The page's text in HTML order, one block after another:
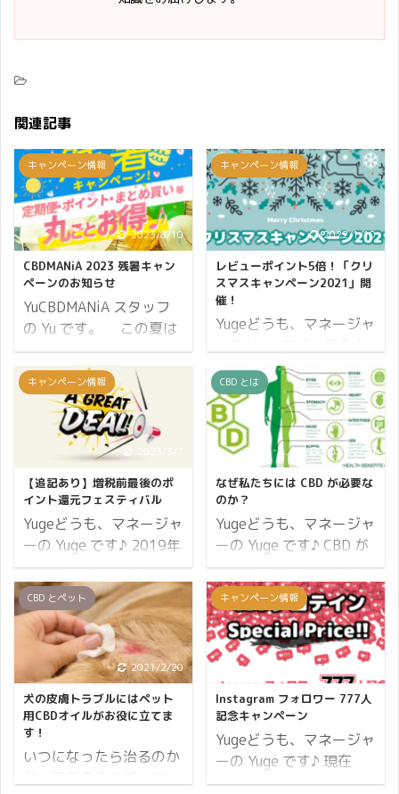
関連記事
キャンペーン情報
2023/8/10
CBDMANiA 2023 残暑キャン
ペーンのお知らせ
YuCBDMANiA スタッフ
の Yu です。 この夏は
全国的に猛暑が続きまし
たが、体調など崩されず
元気にお過ごしですか？
またこの時期は、台風が
多く発生しやすく各地で
大きな被害が出ていま
す。 皆様の安全と健康を
心からお祈りしておりま
す。どうかお気をつけて
お過ごしください。 暦上
は立秋を境に「暑中」か
ら「残暑」になり、お盆
の時期にはいりました
ね。 立秋の頃には、桃や
イチジクなどの旬のフル
ーツがおいしくなります
♪ フルーツと CBD は相
性が良いことが多いの
で、この時期一緒に美味
しく摂取してみてはいか
キャンペーン情報
2022/1/10
レビューポイント5倍！「クリ
スマスキャンペーン2021」開
催！
Yugeどうも、マネージャ
り「クリスマスキャンペ
ーン」を開催します。 キ
ャンペーンの概要はこち
ら ↯ ポイント12倍 必ず
もらえるプレゼント レビ
ューポイント5倍
（2,500ポイント） それ
ではクリスマスキャンペ
ーン 2021の詳細をお伝
えします。 開催期間 41
日間開催 2021年11月15
日(月)から12月25日
(土)23:59まで。 ※開催
期間内でのご注文が対象
となります。 続いてポイ
ントについて。 ポイント
12倍 小計に対して 12%
分のポイントが付与され
ます。 例 ...
キャンペーン情報
2023/3/7
【追記あり】増税前最後のポ
イント還元フェスティバル
Yugeどうも、マネージャ
ーの Yuge です♪ 2019年
10月1日(火)に消費税の
増税が控えていますが、
これは誰にとってもツラ
い出来事ですよねぇ。。
これまで 8% のものだっ
たのが 10% となり、今
までよりも税金を少し多
く支払わなければなりま
せん。 軽減税率があると
はいえ、家計が圧迫され
るのは間違いないと思い
CBD とは
2021/2/20
なぜ私たちには CBD が必要な
のか？
Yugeどうも、マネージャ
ーの Yuge です♪ CBD が
日本で注目され出したの
が2018年。 フルスペク
トラム製品の登場がきっ
かけとなり CBD 元年を
迎えました。 今では数え
きれないほどの CBD メ
ーカーが製品をリリース
するなど、業界全体が大
いに盛り上がっていま
す。 CBD 製品の選択肢
が増えるというのは、私
CBD とペット
2021/2/20
犬の皮膚トラブルにはペット
用CBDオイルがお役に立てま
す！
いつになったら治るのか
キャンペーン情報
2020/11/25
Instagram フォロワー 777人
記念キャンペーン
Yugeどうも、マネージャ
ーの Yuge です♪ 現在
Instagram で CBD プロ